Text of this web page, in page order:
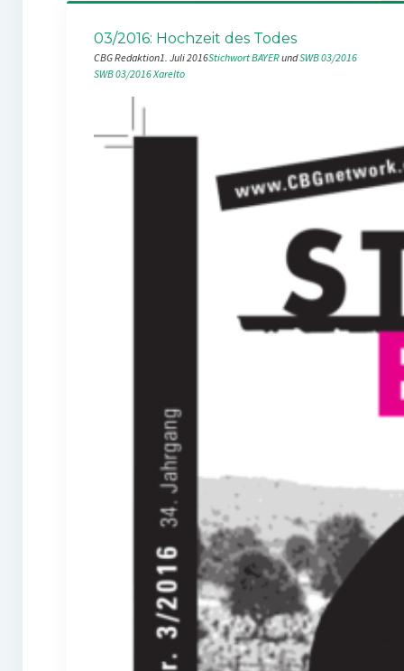
03/2016: Hochzeit des Todes
CBG Redaktion1. Juli 2016Stichwort BAYER und SWB 03/2016
SWB 03/2016Xarelto